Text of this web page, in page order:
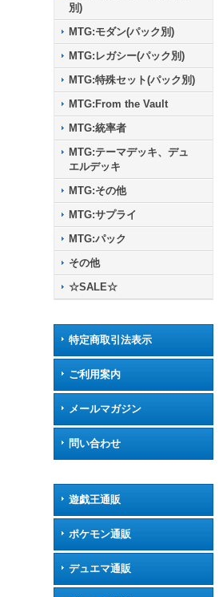
別)
MTG:モダン(パック別)
MTG:レガシー(パック別)
MTG:特殊セット(パック別)
MTG:From the Vault
MTG:統率者
MTG:テーマデッキ、デュ
エルデッキ
MTG:その他
MTG:サプライ
MTG:パック
その他
☆SALE☆
特定商取引法表示
ご利用案内
メールマガジン
問い合わせ
遊戯王通販
ポケモン通販
デュエマ通販